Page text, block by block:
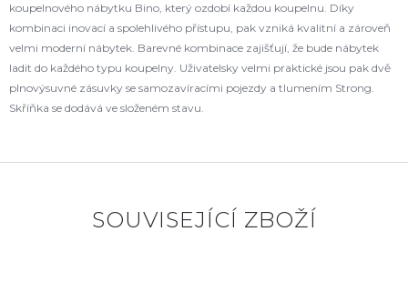
koupelnového nábytku Bino, který ozdobí každou koupelnu. Díky
kombinaci inovací a spolehlivého přístupu, pak vzniká kvalitní a zároveň
velmi moderní nábytek. Barevné kombinace zajišťují, že bude nábytek
ladit do každého typu koupelny. Uživatelsky velmi praktické jsou pak dvě
plnovýsuvné zásuvky se samozavíracími pojezdy a tlumením Strong.
Skříňka se dodává ve složeném stavu.
SOUVISEJÍCÍ ZBOŽÍ